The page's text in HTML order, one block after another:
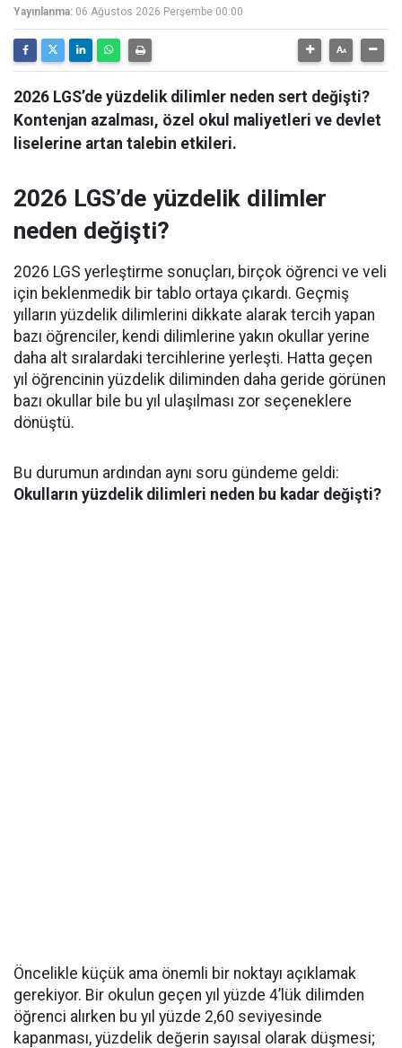
Yayınlanma: 06 Ağustos 2026 Perşembe 00:00
2026 LGS’de yüzdelik dilimler neden sert değişti?
Kontenjan azalması, özel okul maliyetleri ve devlet
liselerine artan talebin etkileri.
2026 LGS’de yüzdelik dilimler
neden değişti?
2026 LGS yerleştirme sonuçları, birçok öğrenci ve veli
için beklenmedik bir tablo ortaya çıkardı. Geçmiş
yılların yüzdelik dilimlerini dikkate alarak tercih yapan
bazı öğrenciler, kendi dilimlerine yakın okullar yerine
daha alt sıralardaki tercihlerine yerleşti. Hatta geçen
yıl öğrencinin yüzdelik diliminden daha geride görünen
bazı okullar bile bu yıl ulaşılması zor seçeneklere
dönüştü.
Bu durumun ardından aynı soru gündeme geldi:
Okulların yüzdelik dilimleri neden bu kadar değişti?
Öncelikle küçük ama önemli bir noktayı açıklamak
gerekiyor. Bir okulun geçen yıl yüzde 4’lük dilimden
öğrenci alırken bu yıl yüzde 2,60 seviyesinde
kapanması, yüzdelik değerin sayısal olarak düşmesi;